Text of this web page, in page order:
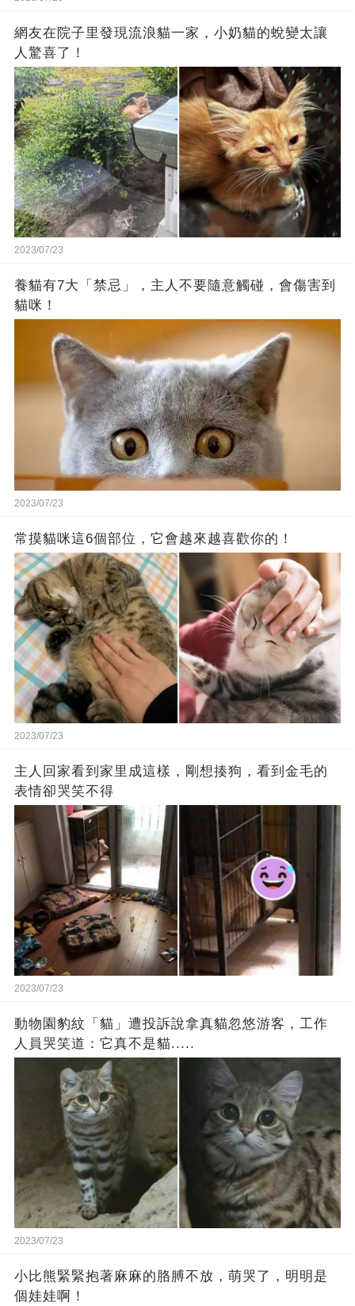
網友在院子里發現流浪貓一家，小奶貓的蛻變太讓
人驚喜了！
2023/07/23
養貓有7大「禁忌」，主人不要隨意觸碰，會傷害到
貓咪！
2023/07/23
常摸貓咪這6個部位，它會越來越喜歡你的！
2023/07/23
主人回家看到家里成這樣，剛想揍狗，看到金毛的
表情卻哭笑不得
2023/07/23
動物園豹紋「貓」遭投訴說拿真貓忽悠游客，工作
人員哭笑道：它真不是貓.....
2023/07/23
小比熊緊緊抱著麻麻的胳膊不放，萌哭了，明明是
個娃娃啊！